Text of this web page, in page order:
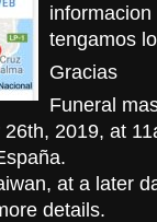
tengamos
Gracias
Funeral
2019, at
at a later
details.